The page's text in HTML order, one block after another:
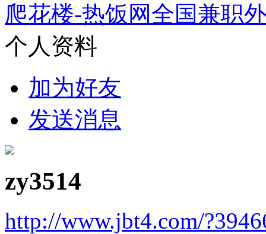
爬花楼-热饭网全国兼职
个人资料
加为好友
发送消息
zy3514
http://www.jbt4.com/